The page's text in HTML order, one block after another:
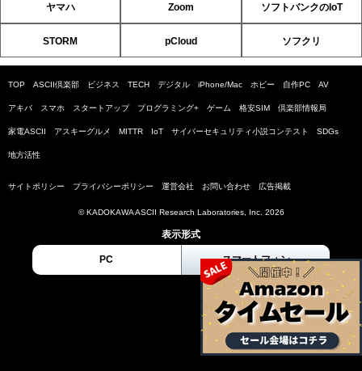
ヤマハ Zoom ソフトバンクのIoT
STORM pCloud ソフクリ
TOP ASCII倶楽部 ビジネス TECH デジタル iPhone/Mac ホビー 自作PC AV
アキバ スマホ スタートアップ プログラミング+ ゲーム 格安SIM 倶楽部情報局
家電ASCII アスキーグルメ MITTR IoT サイバーセキュリティ小説コンテスト SDGs
地方活性
サイトポリシー プライバシーポリシー 運営会社 お問い合わせ 広告掲載
© KADOKAWA ASCII Research Laboratories, Inc. 2026
表示形式
PC スマートフォン